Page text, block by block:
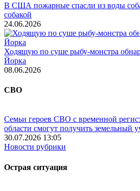
В США пожарные спасли из воды
собакой
24.06.2026
Ходящую по суше рыбу-монстра
Йорка
08.06.2026
СВО
Семьи героев СВО с временной
области смогут получить земельный
30.07.2026 13:05
Новости рубрики
Острая ситуация